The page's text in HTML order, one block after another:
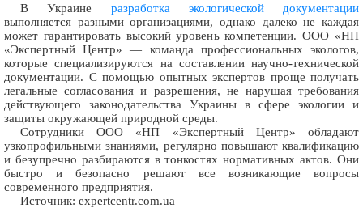
В Украине разработка экологической документации
выполняется разными организациями, однако далеко не каждая
может гарантировать высокий уровень компетенции. ООО «НП
«Экспертный Центр» — команда профессиональных экологов,
которые специализируются на составлении научно-технической
документации. С помощью опытных экспертов проще получать
легальные согласования и разрешения, не нарушая требования
действующего законодательства Украины в сфере экологии и
защиты окружающей природной среды.
Сотрудники ООО «НП «Экспертный Центр» обладают
узкопрофильными знаниями, регулярно повышают квалификацию
и безупречно разбираются в тонкостях нормативных актов. Они
быстро и безопасно решают все возникающие вопросы
современного предприятия.
Источник: expertcentr.com.ua